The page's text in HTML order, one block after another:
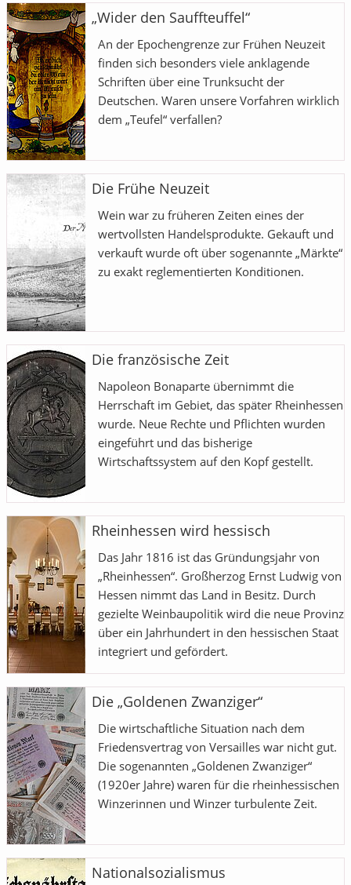
„Wider den Sauffteuffel“
An der Epochengrenze zur Frühen Neuzeit
finden sich besonders viele anklagende
Schriften über eine Trunksucht der
Deutschen. Waren unsere Vorfahren wirklich
dem „Teufel“ verfallen?
Die Frühe Neuzeit
Wein war zu früheren Zeiten eines der
wertvollsten Handelsprodukte. Gekauft und
verkauft wurde oft über sogenannte „Märkte“
zu exakt reglementierten Konditionen.
Die französische Zeit
Napoleon Bonaparte übernimmt die
Herrschaft im Gebiet, das später Rheinhessen
wurde. Neue Rechte und Pflichten wurden
eingeführt und das bisherige
Wirtschaftssystem auf den Kopf gestellt.
Rheinhessen wird hessisch
Das Jahr 1816 ist das Gründungsjahr von
„Rheinhessen“. Großherzog Ernst Ludwig von
Hessen nimmt das Land in Besitz. Durch
gezielte Weinbaupolitik wird die neue Provinz
über ein Jahrhundert in den hessischen Staat
integriert und gefördert.
Die „Goldenen Zwanziger“
Die wirtschaftliche Situation nach dem
Friedensvertrag von Versailles war nicht gut.
Die sogenannten „Goldenen Zwanziger“
(1920er Jahre) waren für die rheinhessischen
Winzerinnen und Winzer turbulente Zeit.
Nationalsozialismus